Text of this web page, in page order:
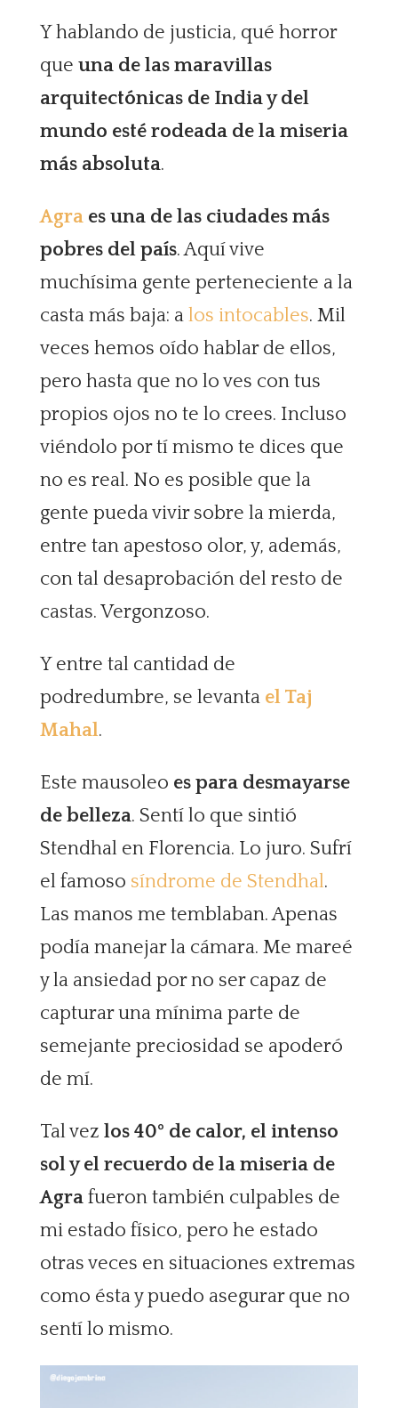
Y hablando de justicia, qué horror
que una de las maravillas
arquitectónicas de India y del
mundo esté rodeada de la miseria
más absoluta.
Agraes una de las ciudades más
pobres del país. Aquí vive
muchísima gente perteneciente a la
casta más baja: a los intocables. Mil
veces hemos oído hablar de ellos,
pero hasta que no lo ves con tus
propios ojos no te lo crees. Incluso
viéndolo por tí mismo te dices que
no es real. No es posible que la
gente pueda vivir sobre la mierda,
entre tan apestoso olor, y, además,
con tal desaprobación del resto de
castas. Vergonzoso.
Y entre tal cantidad de
podredumbre, se levanta el Taj
Mahal.
Este mausoleo es para desmayarse
de belleza. Sentí lo que sintió
Stendhal en Florencia. Lo juro. Sufrí
el famoso síndrome de Stendhal.
Las manos me temblaban. Apenas
podía manejar la cámara. Me mareé
y la ansiedad por no ser capaz de
capturar una mínima parte de
semejante preciosidad se apoderó
de mí.
Tal vez los 40º de calor, el intenso
sol y el recuerdo de la miseria de
Agrafueron también culpables de
mi estado físico, pero he estado
otras veces en situaciones extremas
como ésta y puedo asegurar que no
sentí lo mismo.